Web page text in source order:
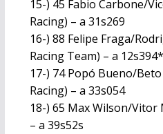
15-) 45 Fabio Carbone/
Racing) – a 31s269
16-) 88 Felipe Fraga/
Racing Team) – a
17-) 74 Popó Bueno/
Racing) – a 33s054
18-) 65 Max Wilson/Vitor
– a 39s52s